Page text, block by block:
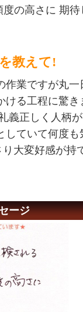
度の高さに 期待
教えて!
作業ですが丸一
ける工程に驚き
義正しく人柄
していて何度も
大変好感が持
ージ